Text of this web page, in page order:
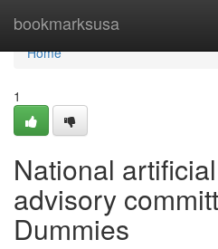
bookmarksusa
Home
Home
1
National
advisory
Dummies